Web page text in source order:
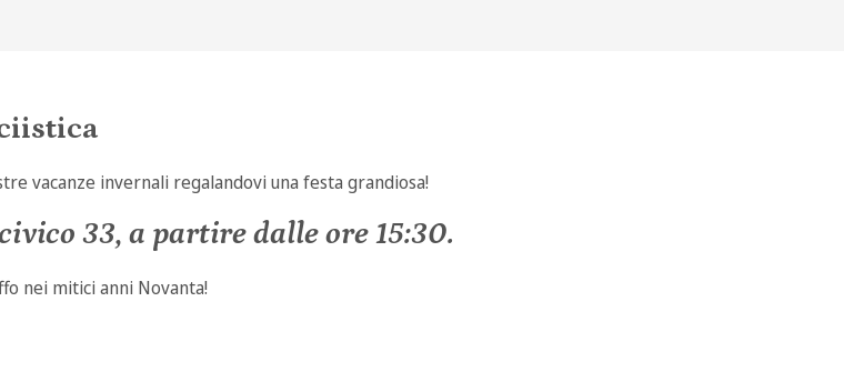
vacanze invernali regalandovi una festa grandiosa!
33, a partire dalle ore 15:30.
nei mitici anni Novanta!